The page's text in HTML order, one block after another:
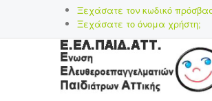
Ξεχάσατε τον κωδικό
Ξεχάσατε το όνομα χρήστη;